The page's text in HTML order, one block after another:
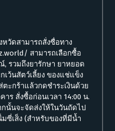
วัดสามารถสั่งซื่อทาง
สามารถเลือกซื้อ
, รวมถึงยารักษา ยาหยอด
เว้นสัตว์เลี้ยง ของแช่แข็ง
ะกร้าแล้วกดชำระเงินด้วย
ร สั่งซื้อก่อนเวลา 14:00 น.
นั้นจะจัดส่งให้ในวันถัดไป
ซี่เส็ง (สำหรับของที่มีน้ำ